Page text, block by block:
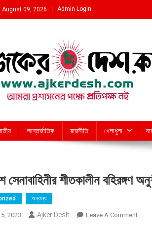
August 09, 2026 Admin Login
আন্তর্জাতিক রাজনীতি খেলাধুলা
সেনাবাহিনীর শীতকালীন
অন্যান্য
2023 Ajker Desh Leave A CommentOn